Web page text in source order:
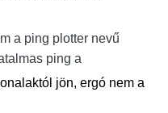
a ping plotter nevű
ping a
jön, ergó nem a